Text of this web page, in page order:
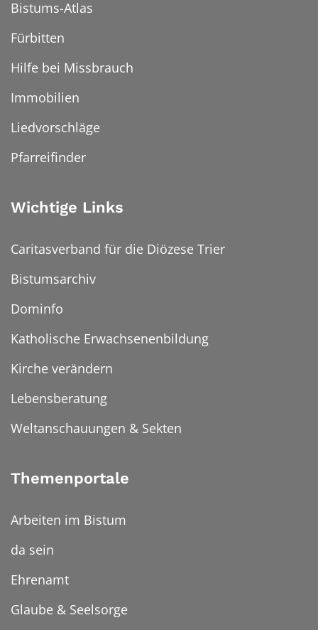
Bistums-Atlas
Fürbitten
Hilfe bei Missbrauch
Immobilien
Liedvorschläge
Pfarreifinder
Wichtige Links
Caritasverband für die Diözese Trier
Bistumsarchiv
Dominfo
Katholische Erwachsenenbildung
Kirche verändern
Lebensberatung
Weltanschauungen & Sekten
Themenportale
Arbeiten im Bistum
da sein
Ehrenamt
Glaube & Seelsorge